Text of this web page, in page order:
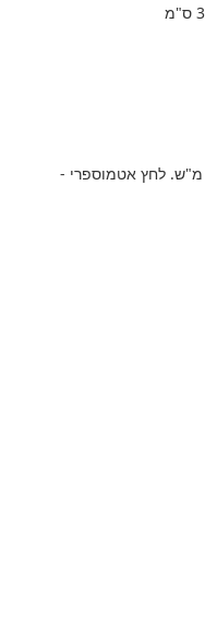
מחר ברוב חלקי הארץ טמפרטורה ללא שינוי, מעונן, רוח זעיר - 3.4 מ"ש. לחץ אטמוספרי -